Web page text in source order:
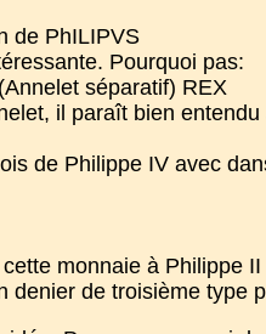
de PhILIPVS
Pourquoi pas:
séparatif) REX
il paraît bien
de Philippe IV avec
monnaie à Philippe
denier de troisième type